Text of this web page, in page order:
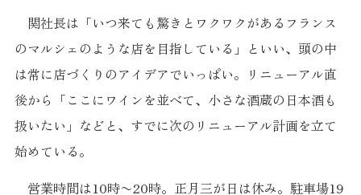
関社長は「いつ来ても驚きとワクワクがあるフランス
のマルシェのような店を目指している」といい、頭の中
は常に店づくりのアイデアでいっぱい。リニューアル直
後から「ここにワインを並べて、小さな酒蔵の日本酒も
扱いたい」などと、すでに次のリニューアル計画を立て
始めている。
営業時間は10時〜20時。正月三が日は休み。駐車場19